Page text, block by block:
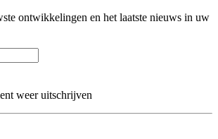
ontwikkelingen en het laatste nieuws in uw
weer uitschrijven